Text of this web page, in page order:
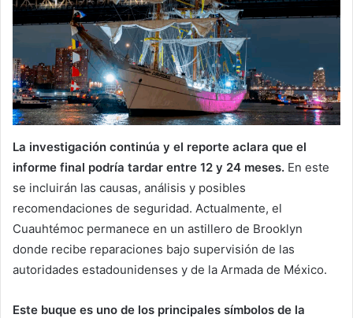
La investigación continúa y el reporte aclara que el
informe final podría tardar entre 12 y 24 meses. En este
se incluirán las causas, análisis y posibles
recomendaciones de seguridad. Actualmente, el
Cuauhtémoc permanece en un astillero de Brooklyn
donde recibe reparaciones bajo supervisión de las
autoridades estadounidenses y de la Armada de México.
Este buque es uno de los principales símbolos de la